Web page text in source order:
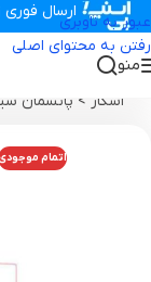
عبور به ناوبری
رفتن به محتوای اصلی
ارسال فوری زیر 3 ساعت
منو
تجهیزات پزشکی
اسکار > پانسمان
اتمام